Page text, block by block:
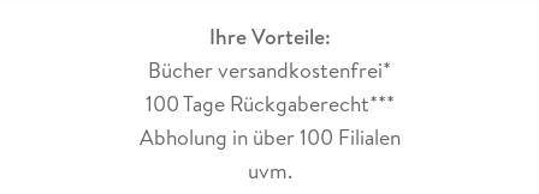
Ihre Vorteile:
Bücher versandkostenfrei*
100 Tage Rückgaberecht***
Abholung in über 100 Filialen
uvm.